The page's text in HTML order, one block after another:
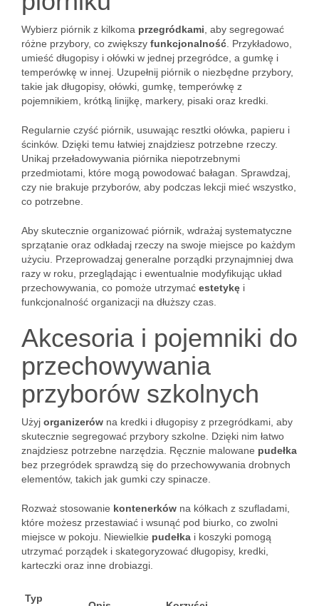
Wybierz piórnik z kilkoma przegródkami , aby segregować
różne przybory, co zwiększy funkcjonalność . Przykładowo,
umieść długopisy i ołówki w jednej przegródce, a gumkę i
temperówkę w innej. Uzupełnij piórnik o niezbędne przybory,
takie jak długopisy, ołówki, gumkę, temperówkę z
pojemnikiem, krótką linijkę, markery, pisaki oraz kredki.
Regularnie czyść piórnik, usuwając resztki ołówka, papieru i
ścinków. Dzięki temu łatwiej znajdziesz potrzebne rzeczy.
Unikaj przeładowywania piórnika niepotrzebnymi
przedmiotami, które mogą powodować bałagan. Sprawdzaj,
czy nie brakuje przyborów, aby podczas lekcji mieć wszystko,
co potrzebne.
Aby skutecznie organizować piórnik, wdrażaj systematyczne
sprzątanie oraz odkładaj rzeczy na swoje miejsce po każdym
użyciu. Przeprowadzaj generalne porządki przynajmniej dwa
razy w roku, przeglądając i ewentualnie modyfikując układ
przechowywania, co pomoże utrzymać estetykę i
funkcjonalność organizacji na dłuższy czas.
Akcesoria i pojemniki do
przechowywania
przyborów szkolnych
Użyj organizerów na kredki i długopisy z przegródkami, aby
skutecznie segregować przybory szkolne. Dzięki nim łatwo
znajdziesz potrzebne narzędzia. Ręcznie malowane pudełka
bez przegródek sprawdzą się do przechowywania drobnych
elementów, takich jak gumki czy spinacze.
Rozważ stosowanie kontenerków na kółkach z szufladami,
które możesz przestawiać i wsunąć pod biurko, co zwolni
miejsce w pokoju. Niewielkie pudełka i koszyki pomogą
utrzymać porządek i skategoryzować długopisy, kredki,
karteczki oraz inne drobiazgi.
Typ